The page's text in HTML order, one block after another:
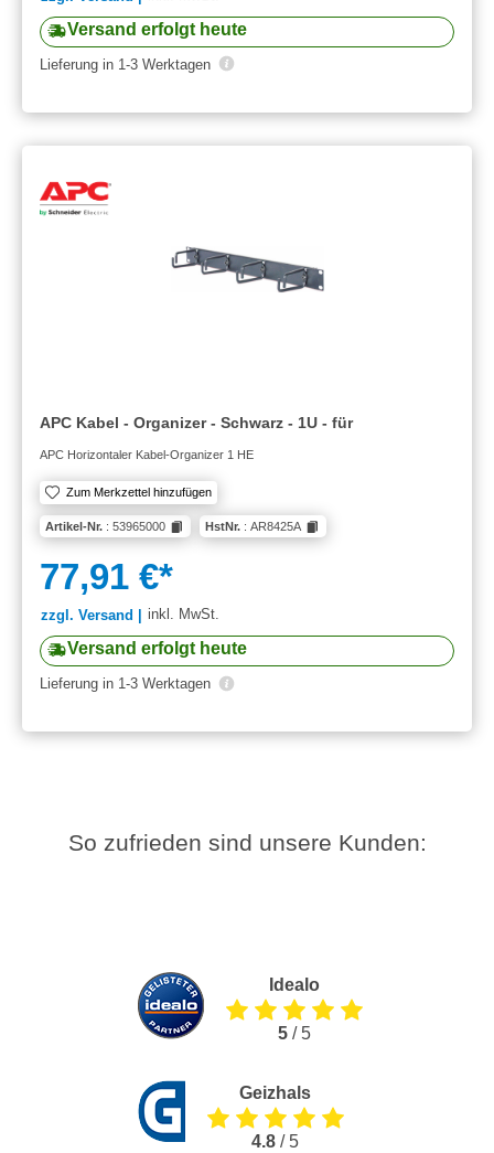
Versand erfolgt heute
Lieferung in 1-3 Werktagen
APC Kabel - Organizer - Schwarz - 1U - für
APC Horizontaler Kabel-Organizer 1 HE
Zum Merkzettel hinzufügen
Artikel-Nr. : 53965000 HstNr. : AR8425A
77,91 €*
zzgl. Versand | inkl. MwSt.
Versand erfolgt heute
Lieferung in 1-3 Werktagen
So zufrieden sind unsere Kunden:
Idealo
5/ 5
Geizhals
4.8 / 5